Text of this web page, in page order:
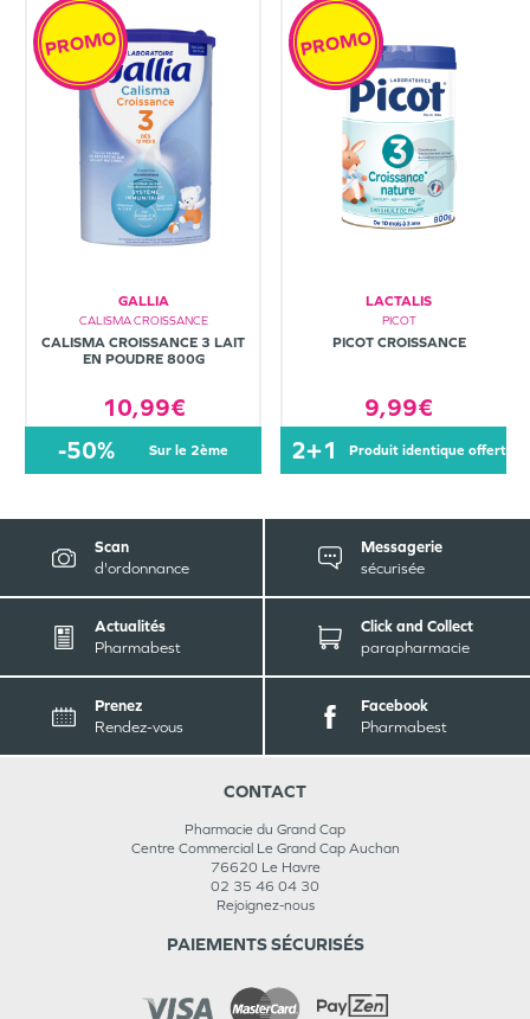
GALLIA
CALISMA CROISSANCE
CALISMA CROISSANCE 3 LAIT
EN POUDRE 800G
10,99€
PROMO
-50% sur le 2ème
LACTALIS
PICOT
PICOT CROISSANCE
9,99€
PROMO
2+1 produit identique offert
Scan
d'ordonnance
Messagerie
sécurisée
Actualités
Pharmabest
Click and Collect
parapharmacie
Prenez
Rendez-vous
Facebook
Pharmabest
CONTACT
Pharmacie du Grand Cap
Centre Commercial Le Grand Cap Auchan
76620 Le Havre
02 35 46 04 30
Rejoignez-nous
PAIEMENTS SÉCURISÉS